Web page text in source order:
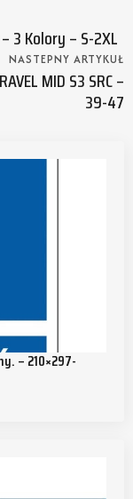
3 Kolory – S-2XL
NASTEPNY ARTYKUŁ
MID S3 SRC –
39-47
– 210×297-